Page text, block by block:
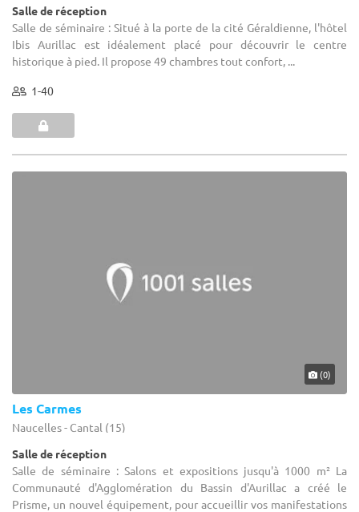
Salle de réception
Salle de séminaire : Situé à la porte de la cité Géraldienne, l'hôtel
Ibis Aurillac est idéalement placé pour découvrir le centre
historique à pied. Il propose 49 chambres tout confort, ...
1-40
(0)
Les Carmes
Naucelles - Cantal (15)
Salle de réception
Salle de séminaire : Salons et expositions jusqu'à 1000 m² La
Communauté d'Agglomération du Bassin d'Aurillac a créé le
Prisme, un nouvel équipement, pour accueillir vos manifestations